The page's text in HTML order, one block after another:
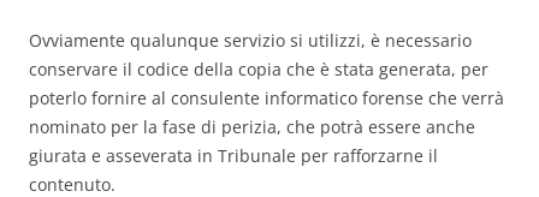
Ovviamente qualunque servizio si utilizzi, è necessario
conservare il codice della copia che è stata generata, per
poterlo fornire al consulente informatico forense che verrà
nominato per la fase di perizia, che potrà essere anche
giurata e asseverata in Tribunale per rafforzarne il
contenuto.